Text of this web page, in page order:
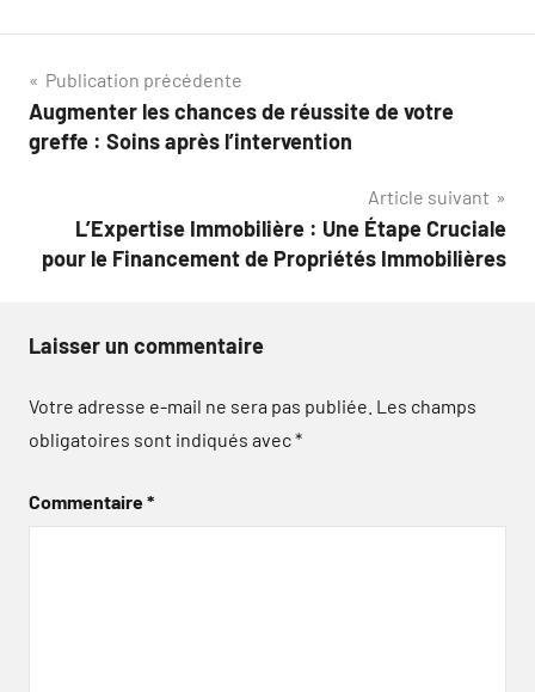
Navigation
de
Publication précédente
Augmenter les chances de réussite de votre
greffe : Soins après l’intervention
Article suivant
L’Expertise Immobilière : Une Étape Cruciale
pour le Financement de Propriétés Immobilières
Laisser un commentaire
Votre adresse e-mail ne sera pas publiée. Les champs
obligatoires sont indiqués avec*
Commentaire*